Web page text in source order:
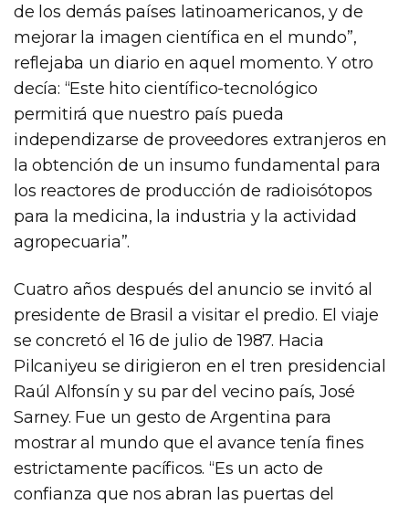
de los demás países latinoamericanos, y de
mejorar la imagen científica en el mundo”,
reflejaba un diario en aquel momento. Y otro
decía: “Este hito científico-tecnológico
permitirá que nuestro país pueda
independizarse de proveedores extranjeros en
la obtención de un insumo fundamental para
los reactores de producción de radioisótopos
para la medicina, la industria y la actividad
agropecuaria”.
Cuatro años después del anuncio se invitó al
presidente de Brasil a visitar el predio. El viaje
se concretó el 16 de julio de 1987. Hacia
Pilcaniyeu se dirigieron en el tren presidencial
Raúl Alfonsín y su par del vecino país, José
Sarney. Fue un gesto de Argentina para
mostrar al mundo que el avance tenía fines
estrictamente pacíficos. “Es un acto de
confianza que nos abran las puertas del